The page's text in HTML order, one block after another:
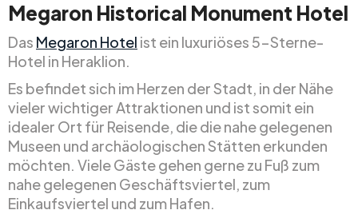
Megaron Historical Monument Hotel
Das Megaron Hotel ist ein luxuriöses 5-Sterne-
Hotel in Heraklion.
Es befindet sich im Herzen der Stadt, in der Nähe
vieler wichtiger Attraktionen und ist somit ein
idealer Ort für Reisende, die die nahe gelegenen
Museen und archäologischen Stätten erkunden
möchten. Viele Gäste gehen gerne zu Fuß zum
nahe gelegenen Geschäftsviertel, zum
Einkaufsviertel und zum Hafen.